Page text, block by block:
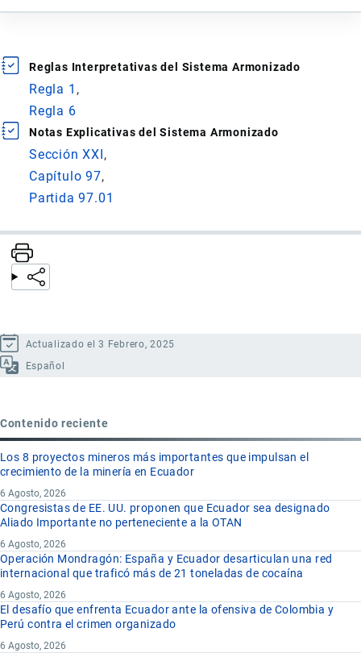
Reglas Interpretativas del Sistema Armonizado
Regla 1
Regla 6
Notas Explicativas del Sistema Armonizado
Sección XXI
Capítulo 97
Partida 97.01
Actualizado el 3 Febrero, 2025
Español
Contenido reciente
Los 8 proyectos mineros más importantes que impulsan el
crecimiento de la minería en Ecuador
6 Agosto, 2026
Congresistas de EE. UU. proponen que Ecuador sea designado
Aliado Importante no perteneciente a la OTAN
6 Agosto, 2026
Operación Mondragón: España y Ecuador desarticulan una red
internacional que traficó más de 21 toneladas de cocaína
6 Agosto, 2026
El desafío que enfrenta Ecuador ante la ofensiva de Colombia y
Perú contra el crimen organizado
6 Agosto, 2026